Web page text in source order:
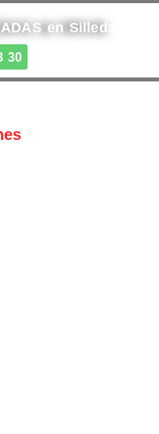
en Silleda
30